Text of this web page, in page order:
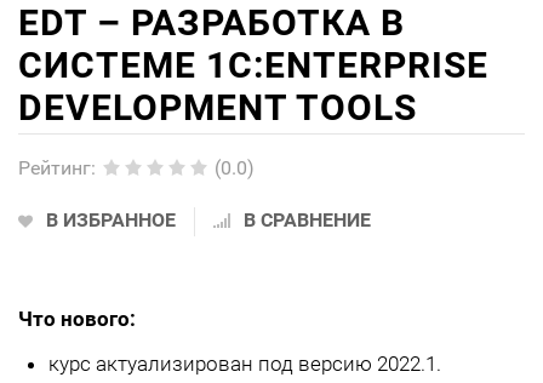
EDT – РАЗРАБОТКА В
СИСТЕМЕ 1C:ENTERPRISE
DEVELOPMENT TOOLS
Рейтинг: (0.0)
В ИЗБРАННОЕ В СРАВНЕНИЕ
Что нового:
курс актуализирован под версию 2022.1.